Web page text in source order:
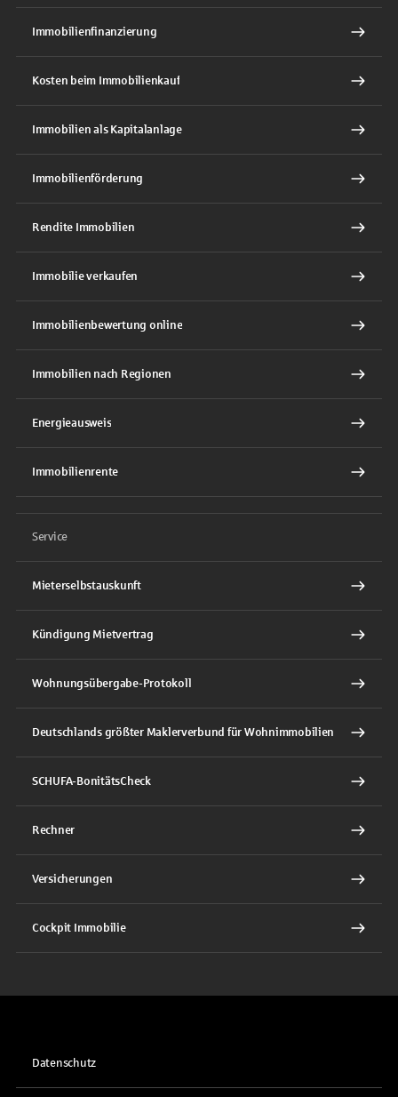
Immobilienfinanzierung
Kosten beim Immobilienkauf
Immobilien als Kapitalanlage
Immobilienförderung
Rendite Immobilien
Immobilie verkaufen
Immobilienbewertung online
Immobilien nach Regionen
Energieausweis
Immobilienrente
Service
Mieterselbstauskunft
Kündigung Mietvertrag
Wohnungsübergabe-Protokoll
Deutschlands größter Maklerverbund für Wohnimmobilien
SCHUFA-BonitätsCheck
Rechner
Versicherungen
Cockpit Immobilie
Datenschutz